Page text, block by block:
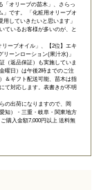
「 オリーブの苗木 」、さらっ
」です。 「化粧用オリーブオ
していきたいと思います」
ているお客様が多いのが、と
リーブオイル 」、【2位】
エキ
リーンローション(果汁水)」
（返品保証）
も実施していま
曜日）は午後2時までのご注
＆ギフト配送可能、苗木は指
て対応します。表書きが不明
の出荷になりますので、岡
知）・三重・岐阜・関東地方
購入金額7,000円以上 送料無